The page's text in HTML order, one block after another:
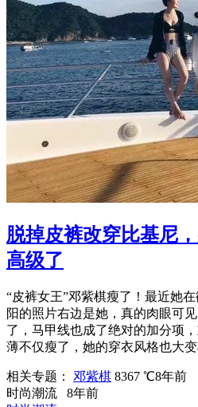
脱掉皮裤改穿比基尼
高级了
“皮裤女王”邓紫棋瘦了！最近她
阳的照片右边是她，真的肉眼可
了，马甲线也成了绝对的加分项
薄不仅瘦了，她的穿衣风格也大
相关专题： 邓紫棋 8367 ℃8年前
时尚潮流
8年前